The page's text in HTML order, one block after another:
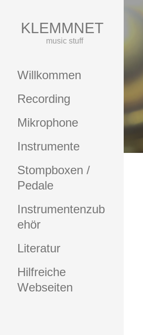
KLEMMNET
music stuff
Willkommen
Recording
Mikrophone
Instrumente
Stompboxen /
Pedale
Instrumentenzub
ehör
Literatur
Hilfreiche
Webseiten